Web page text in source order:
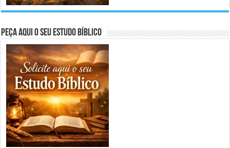
Peça aqui o seu Estudo Bíblico